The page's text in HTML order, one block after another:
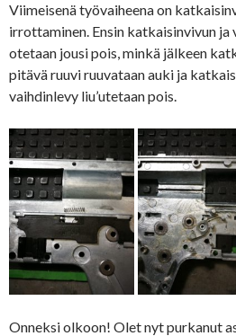
Viimeisenä työvaiheena on
irrottaminen. Ensin katkaisinvivun ja
otetaan jousi pois, minkä jälkeen
pitävä ruuvi ruuvataan auki ja
vaihdinlevy liu’utetaan pois.
Onneksi olkoon! Olet nyt purkanut